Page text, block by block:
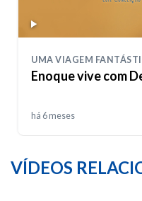
UMA VIAGEM
Enoque vive com
há 6 meses
VÍDEOS